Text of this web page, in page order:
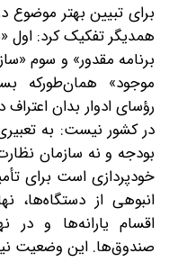
برای تبیین بهتر موضوع
همدیگر تفکیک کرد: اول
برنامه مقدور» و سوم
موجود» همان‌طورکه
رؤسای ادوار بدان
در کشور نیست: به
بودجه و نه سازمان
خودپردازی است برای
انبوهی از دستگاه‌ها،
اقسام یارانه‌ها و
صندوق‌ها. این وضعیت